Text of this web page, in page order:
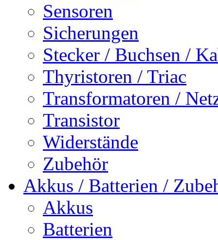
Sensoren
Sicherungen
Stecker / Buchsen /
Thyristoren / Triac
Transformatoren /
Transistor
Widerstände
Zubehör
Akkus / Batterien /
Akkus
Batterien